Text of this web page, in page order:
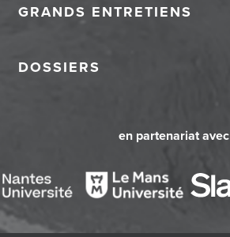
GRANDS ENTRETIENS
DOSSIERS
en partenariat avec